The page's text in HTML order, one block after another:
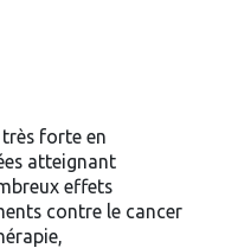
forte en
atteignant
effets
contre le cancer